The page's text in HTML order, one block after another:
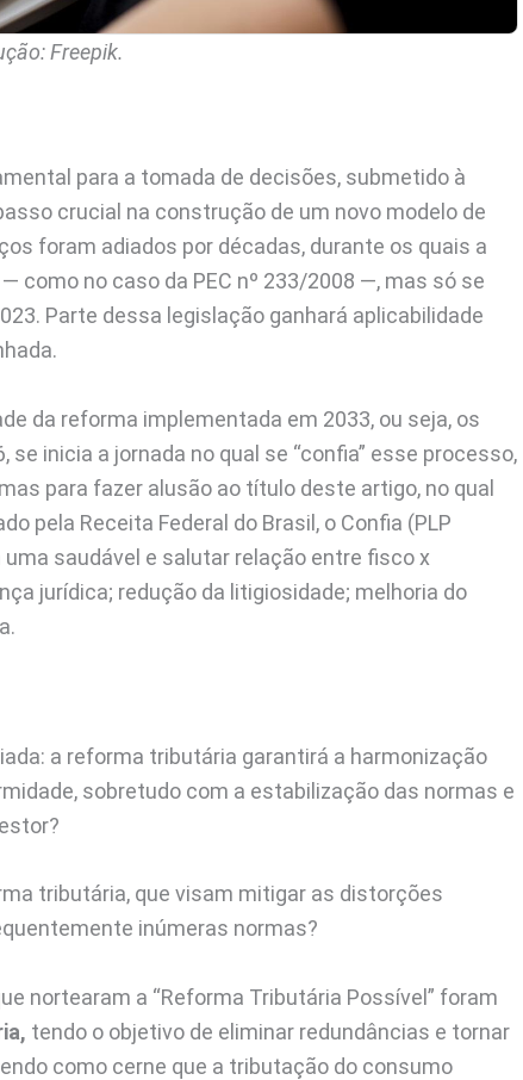
Freepik.
para a tomada de decisões, submetido à
crucial na construção de um novo modelo de
foram adiados por décadas, durante os quais a
como no caso da PEC nº 233/2008 —, mas só se
Parte dessa legislação ganhará aplicabilidade
da reforma implementada em 2033, ou seja, os
inicia a jornada no qual se “confia” esse processo,
para fazer alusão ao título deste artigo, no qual
pela Receita Federal do Brasil, o Confia (PLP
saudável e salutar relação entre fisco x
jurídica; redução da litigiosidade; melhoria do
a reforma tributária garantirá a harmonização
sobretudo com a estabilização das normas e
tributária, que visam mitigar as distorções
inúmeras normas?
nortearam a “Reforma Tributária Possível” foram
tendo o objetivo de eliminar redundâncias e tornar
como cerne que a tributação do consumo